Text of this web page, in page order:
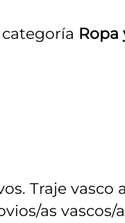
Traje vasco
as vascos/